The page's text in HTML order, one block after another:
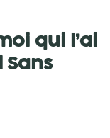
qui l’ai
Sans